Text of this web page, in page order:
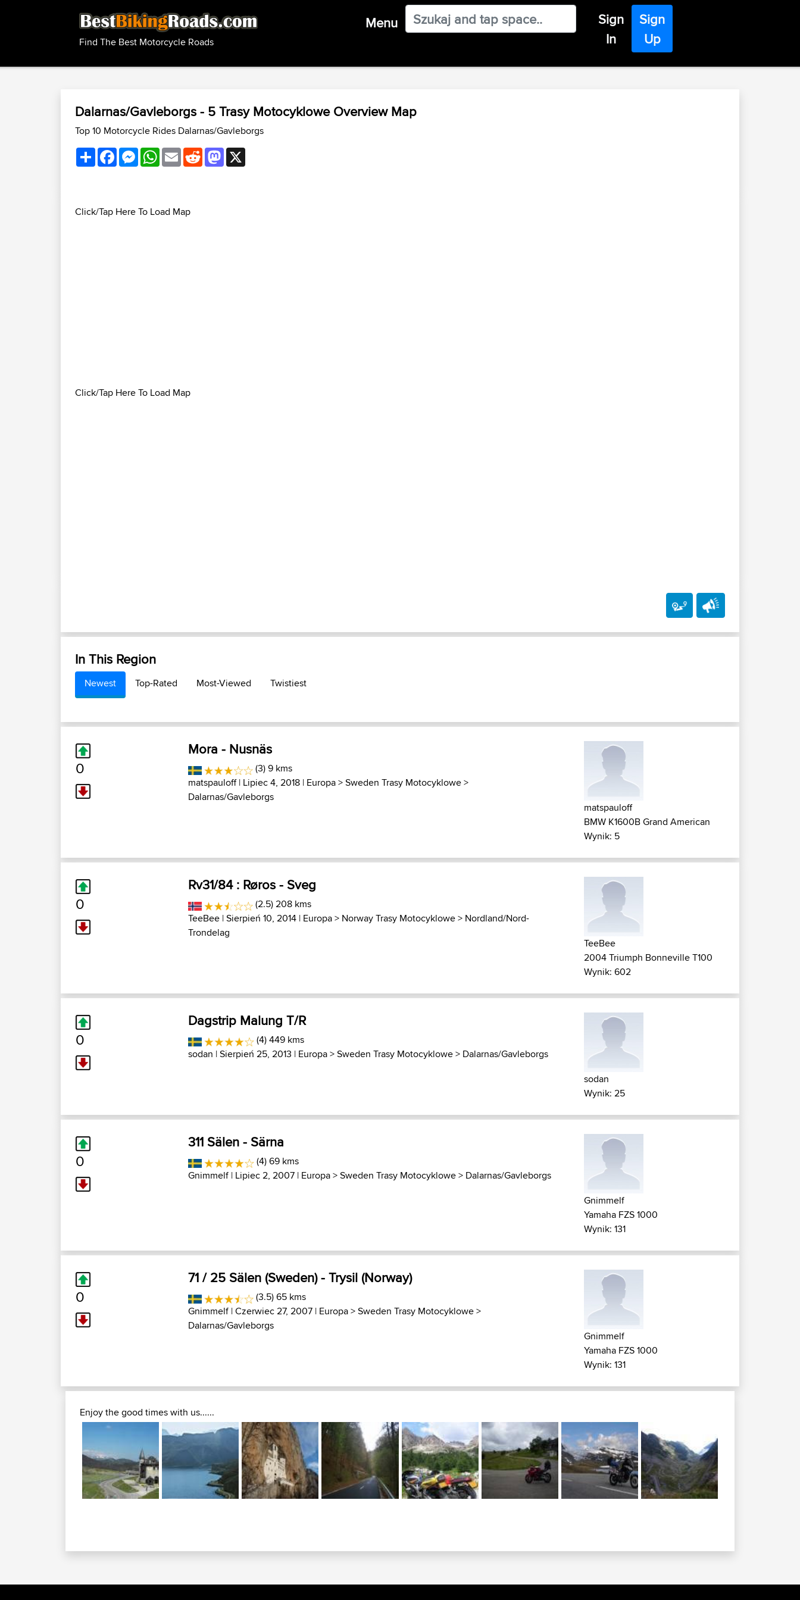
Find The Best Motorcycle Roads
Menu
Sign
In
Sign
Up
Dalarnas/Gavleborgs - 5 Trasy Motocyklowe Overview Map
Top 10 Motorcycle Rides Dalarnas/Gavleborgs
ShareFacebookMessenger
WhatsApp
EmailRedditMastodon
Click/Tap Here To Load Map
Click/Tap Here To Load Map
In This Region
Newest Top-Rated Most-Viewed Twistiest
0
Mora - Nusnäs
(3) 9 kms
matspauloff| Lipiec 4, 2018 | Europa>Sweden Trasy Motocyklowe>
Dalarnas/Gavleborgs
matspauloff
BMW K1600B Grand American
Wynik: 5
0
Rv31/84 : Røros - Sveg
(2.5) 208 kms
TeeBee | Sierpień 10, 2014 | Europa> Norway Trasy Motocyklowe> Nordland/Nord-
Trondelag
TeeBee
2004 Triumph Bonneville T100
Wynik: 602
0
Dagstrip Malung T/R
(4) 449 kms
sodan | Sierpień 25, 2013 | Europa>Sweden Trasy Motocyklowe> Dalarnas/Gavleborgs
sodan
Wynik: 25
0
311 Sälen - Särna
(4) 69 kms
Gnimmelf | Lipiec 2, 2007 | Europa>Sweden Trasy Motocyklowe> Dalarnas/Gavleborgs
Gnimmelf
Yamaha FZS 1000
Wynik: 131
0
71 / 25 Sälen (Sweden) - Trysil (Norway)
(3.5) 65 kms
Gnimmelf | Czerwiec 27, 2007 | Europa>Sweden Trasy Motocyklowe>
Dalarnas/Gavleborgs
Gnimmelf
Yamaha FZS 1000
Wynik: 131
Enjoy the good times with us......